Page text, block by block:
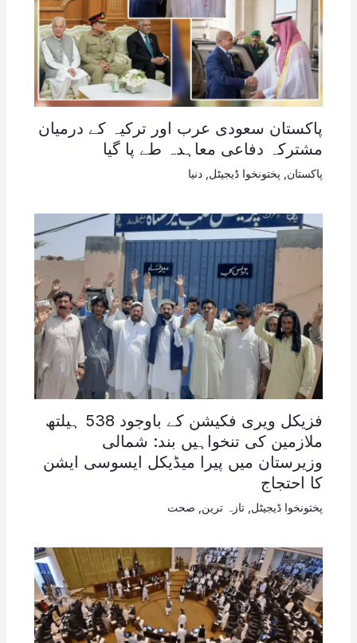
پاکستان سعودی عرب اور ترکیہ کے درمیان
مشترکہ دفاعی معاہدہ طے پا گیا
پاکستان پختونخوا ڈیجیٹل دنیا
فزیکل ویری فکیشن کے باوجود 538 ہیلتھ
ملازمین کی تنخواہیں بند: شمالی
وزیرستان میں پیرا میڈیکل ایسوسی ایشن
کا احتجاج
پختونخوا ڈیجیٹل تازہ ترین صحت